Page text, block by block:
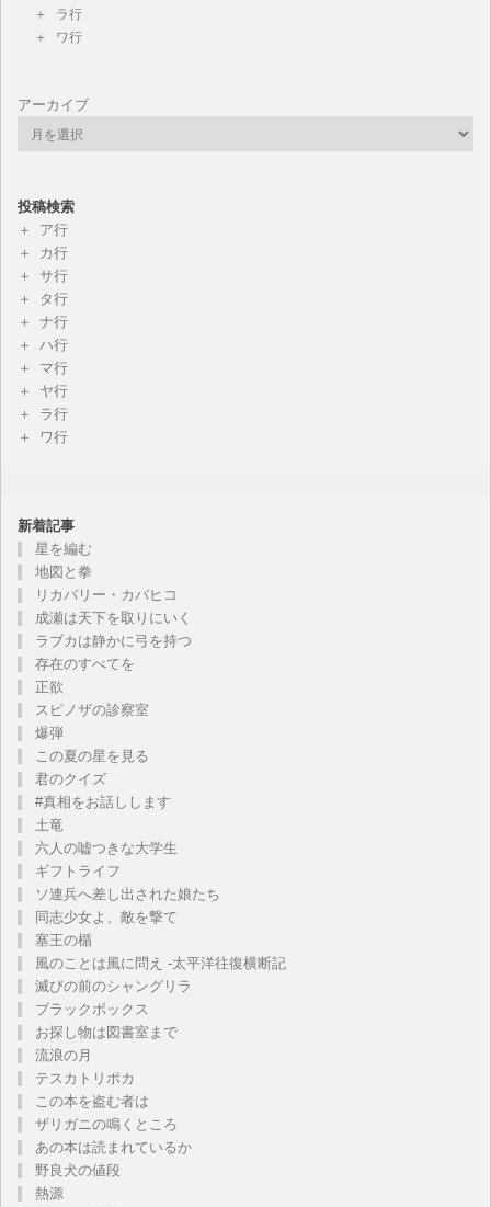
ラ行
ワ行
アーカイブ
投稿検索
ア行
カ行
サ行
タ行
ナ行
ハ行
マ行
ヤ行
ラ行
ワ行
新着記事
星を編む
地図と拳
リカバリー・カバヒコ
成瀬は天下を取りにいく
ラブカは静かに弓を持つ
存在のすべてを
正欲
スピノザの診察室
爆弾
この夏の星を見る
君のクイズ
#真相をお話しします
土竜
六人の嘘つきな大学生
ギフトライフ
ソ連兵へ差し出された娘たち
同志少女よ、敵を撃て
塞王の楯
風のことは風に問え -太平洋往復横断記
滅びの前のシャングリラ
ブラックボックス
お探し物は図書室まで
流浪の月
テスカトリポカ
この本を盗む者は
ザリガニの鳴くところ
あの本は読まれているか
野良犬の値段
熱源